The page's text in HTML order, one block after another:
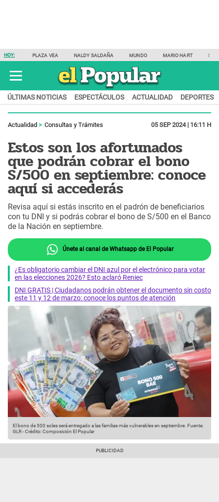
HOY: PLAZA VEA NALDY SALDAÑA MUNDO MARIO HART
ÚLTIMAS NOTICIAS ESPECTÁCULOS ACTUALIDAD DEPORTES
Actualidad Consultas y Trámites 05 SEP 2024 | 16:11 H
Estos son los afortunados
que podrán cobrar el bono
S/500 en septiembre: conoce
aquí si accederás
Revisa aquí si estás inscrito en el padrón de beneficiarios
con tu DNI y si podrás cobrar el bono de S/500 en el Banco
de la Nación en septiembre.
Únete al canal de Whatsapp de El Popular
¿Es obligatorio cambiar el DNI azul por el electrónico para votar
en las elecciones 2026? Esto aclaró Reniec
DNI GRATIS | Ciudadanos podrán obtener el documento sin costo
este 11 y 12 de marzo: conoce los puntos de atención
El bono de 500 soles será entregado a las familias más vulnerables en septiembre. Fuente:
GLR-Crédito: Composición El Popular